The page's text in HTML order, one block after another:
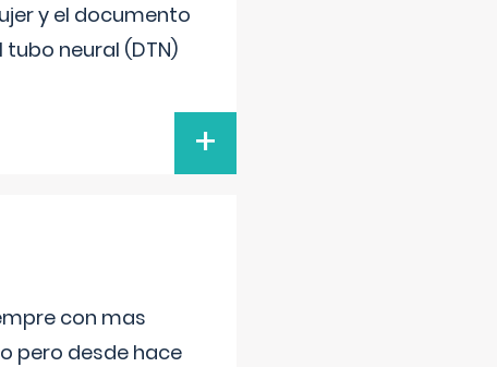
y el documento
neural (DTN)
+
con mas
pero desde hace